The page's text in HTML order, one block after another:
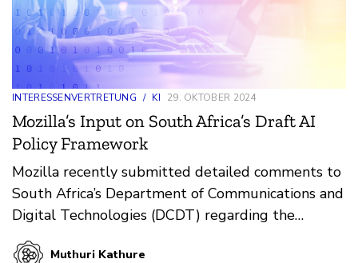
INTERESSENVERTRETUNG / KI 29. OKTOBER 2024
Mozilla’s Input on South Africa’s Draft AI
Policy Framework
Mozilla recently submitted detailed comments to
South Africa’s Department of Communications and
Digital Technologies (DCDT) regarding the
proposed National AI Policy Framework.
Muthuri Kathure